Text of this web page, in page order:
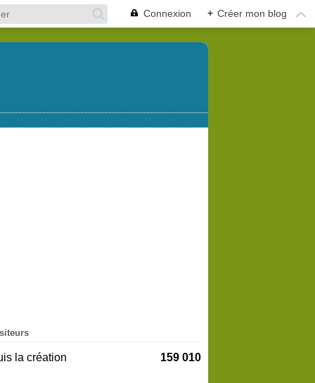
Connexion + Créer mon blog
la création 159 010